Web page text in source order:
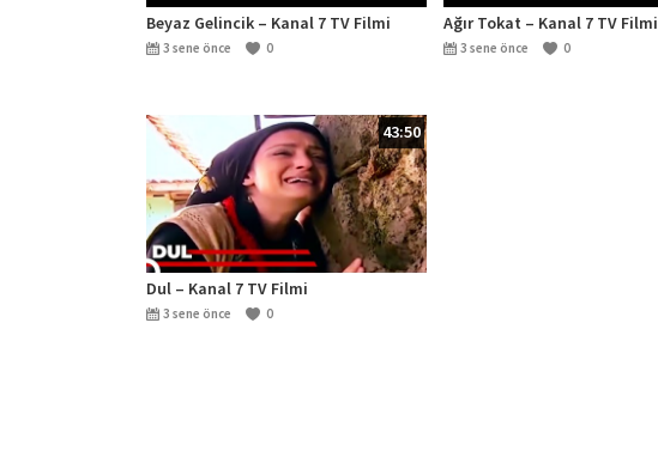
Beyaz Gelincik – Kanal 7 TV Filmi
3 sene önce 0
Ağır Tokat – Kanal 7 TV Filmi
3 sene önce 0
43:50
Dul – Kanal 7 TV Filmi
3 sene önce 0